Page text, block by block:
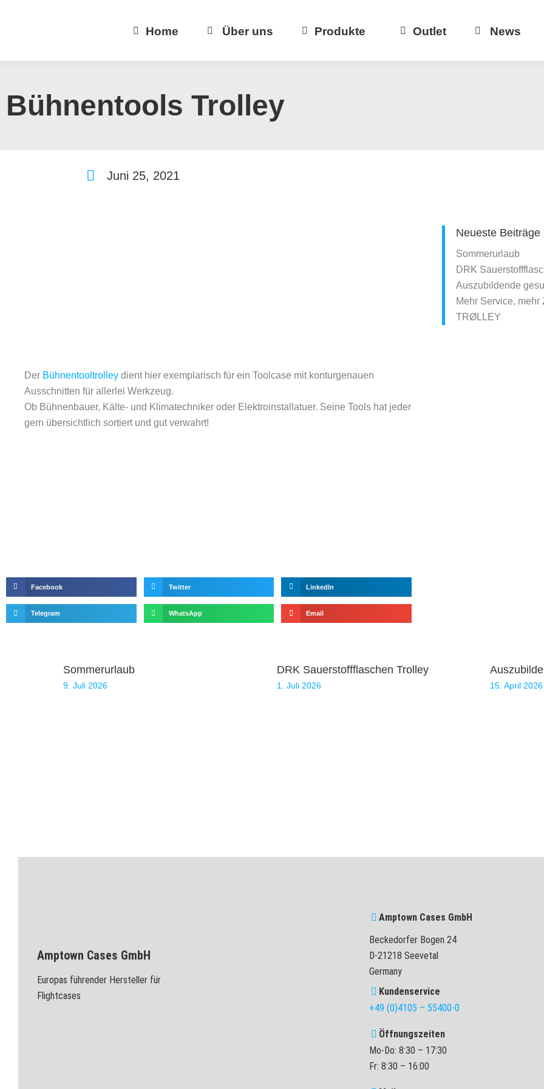
Home Über uns Produkte Outlet News
Bühnentools Trolley
Juni 25, 2021
Neueste Beiträge
Sommerurlaub
DRK
Auszubildende
Mehr Service, mehr
TRØLLEY
Der Bühnentooltrolley dient hier exemplarisch für ein Toolcase mit konturgenauen
Ausschnitten für allerlei Werkzeug.
Ob Bühnenbauer, Kälte- und Klimatechniker oder Elektroinstallatuer. Seine Tools hat jeder
gern übersichtlich sortiert und gut verwahrt!
Facebook Twitter LinkedIn
Telegram WhatsApp Email
Sommerurlaub
9. Juli 2026
DRK Sauerstoffflaschen Trolley
1. Juli 2026 15. April 2026
Amptown Cases GmbH
Europas führender Hersteller für
Flightcases
Amptown Cases GmbH
Beckedorfer Bogen 24
D-21218 Seevetal
Germany
Kundenservice
+49 (0)4105 – 55400-0
Öffnungszeiten
Mo-Do: 8:30 – 17:30
Fr: 8:30 – 16:00